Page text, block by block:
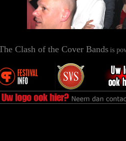
Clash of the Cover Bands is